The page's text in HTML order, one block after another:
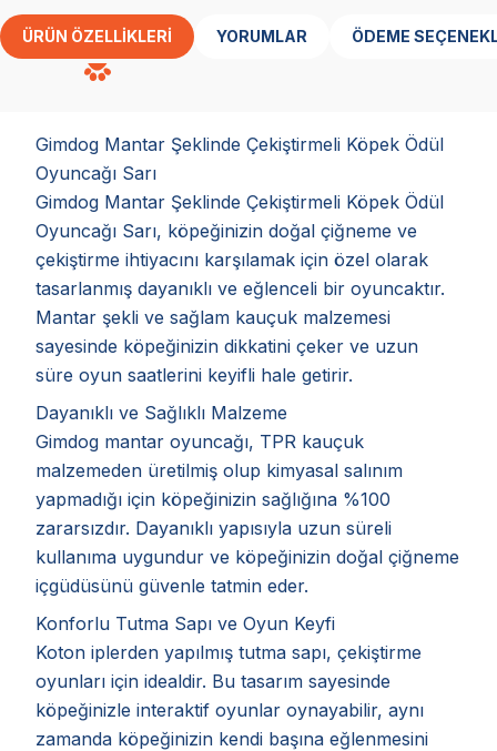
ÜRÜN ÖZELLIKLERI YORUMLAR ÖDEME
Gimdog Mantar Şeklinde Çekiştirmeli Köpek Ödül
Oyuncağı Sarı
Gimdog Mantar Şeklinde Çekiştirmeli Köpek Ödül
Oyuncağı Sarı, köpeğinizin doğal çiğneme ve
çekiştirme ihtiyacını karşılamak için özel olarak
tasarlanmış dayanıklı ve eğlenceli bir oyuncaktır.
Mantar şekli ve sağlam kauçuk malzemesi
sayesinde köpeğinizin dikkatini çeker ve uzun
süre oyun saatlerini keyifli hale getirir.
Dayanıklı ve Sağlıklı Malzeme
Gimdog mantar oyuncağı, TPR kauçuk
malzemeden üretilmiş olup kimyasal salınım
yapmadığı için köpeğinizin sağlığına %100
zararsızdır. Dayanıklı yapısıyla uzun süreli
kullanıma uygundur ve köpeğinizin doğal çiğneme
içgüdüsünü güvenle tatmin eder.
Konforlu Tutma Sapı ve Oyun Keyfi
Koton iplerden yapılmış tutma sapı, çekiştirme
oyunları için idealdir. Bu tasarım sayesinde
köpeğinizle interaktif oyunlar oynayabilir, aynı
zamanda köpeğinizin kendi başına eğlenmesini